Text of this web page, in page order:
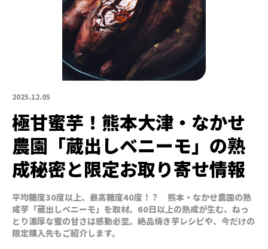
2025.12.05
極甘蜜芋！熊本大津・なかせ
農園「蔵出しベニーモ」の熟
成秘密と限定お取り寄せ情報
平均糖度30度以上、最高糖度40度！？ 熊本・なかせ農園の熟
成芋「蔵出しベニーモ」を取材。60日以上の熟成が生む、ねっ
とり濃厚な蜜の甘さは感動必至。絶品焼き芋レシピや、今だけの
限定購入先もご紹介します。